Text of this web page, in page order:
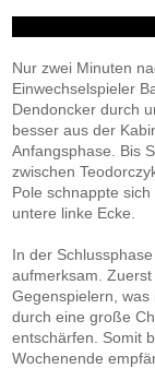
Nur zwei Minuten
Einwechselspieler
Dendoncker durch
besser aus der
Anfangsphase. Bis
zwischen
Pole schnappte
untere linke Ecke.
In der
aufmerksam.
Gegenspielern,
durch eine große
entschärfen. Somit
Wochenende